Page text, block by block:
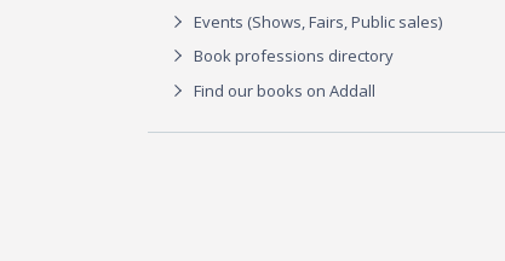
Events (Shows, Fairs, Public sales)
Book professions directory
Find our books on Addall